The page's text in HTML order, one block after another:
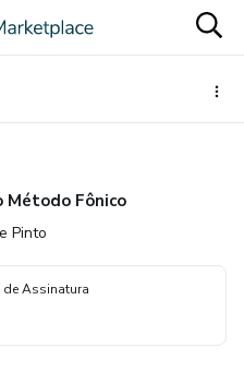
Fônico
Pinto
de Assinatura